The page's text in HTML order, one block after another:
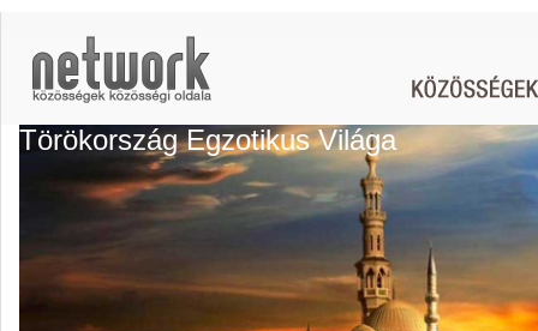
Törökország Egzotikus Világa